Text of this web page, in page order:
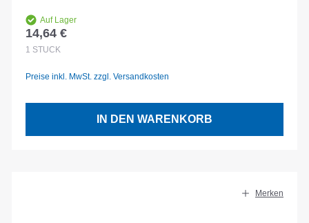
Auf Lager
Regulärer Preis:
14,64 €
1 STÜCK
Preise inkl. MwSt. zzgl. Versandkosten
IN DEN WARENKORB
Merken